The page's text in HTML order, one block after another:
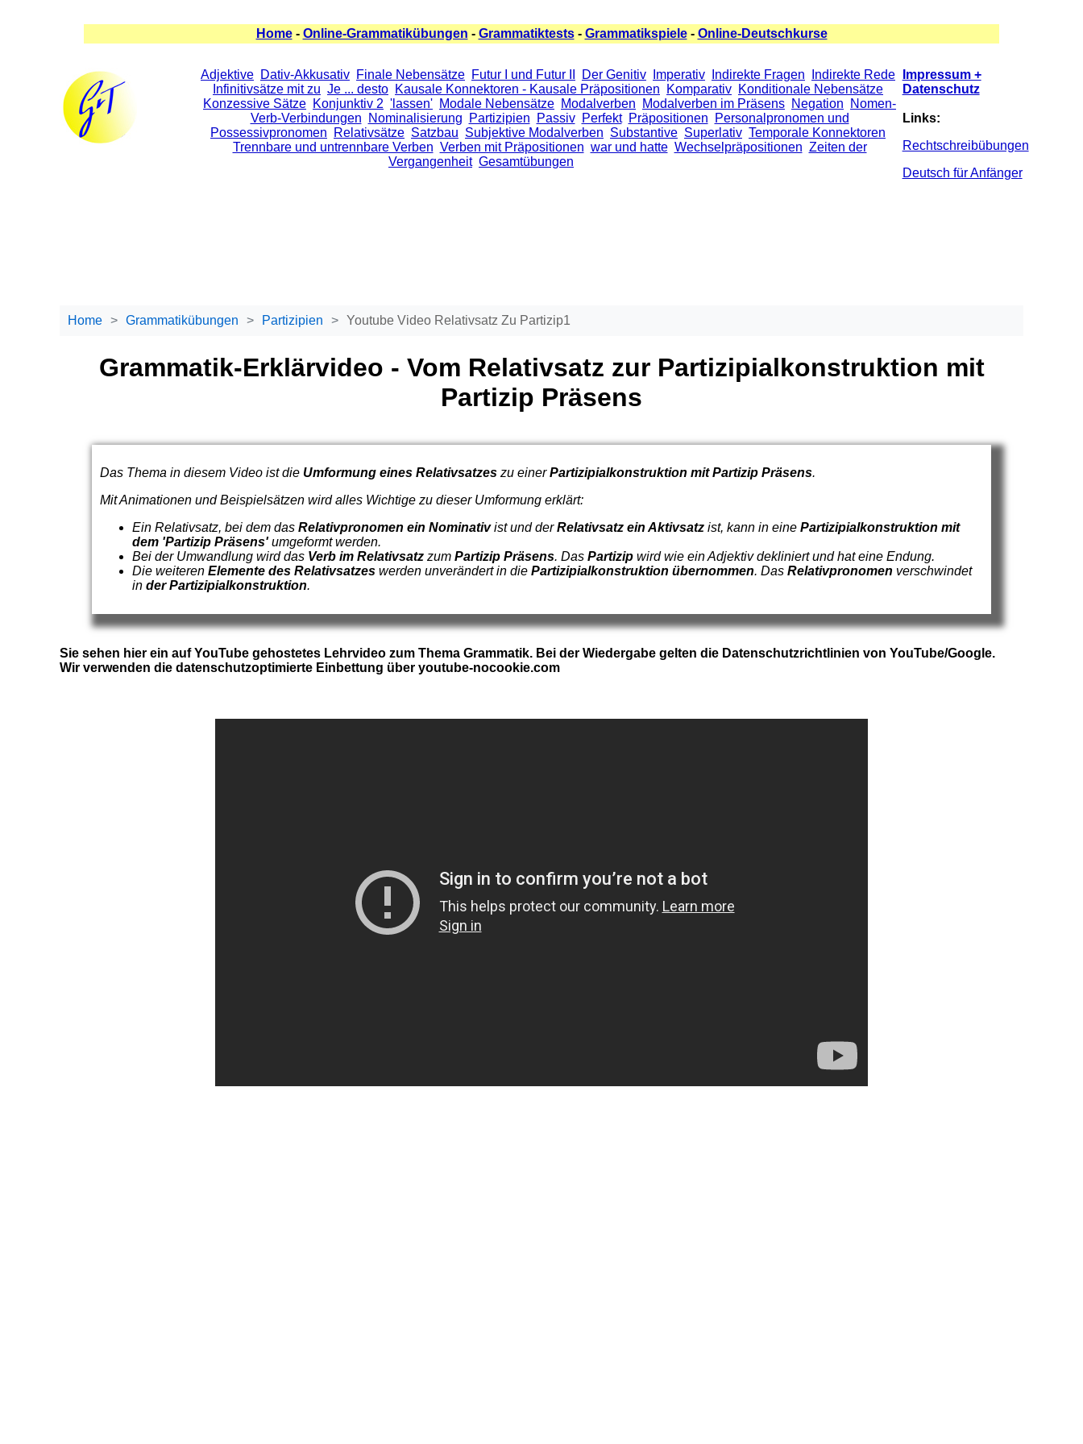
Home- Online-Grammatikübungen - Grammatiktests- Grammatikspiele- Online-Deutschkurse
Impressum +
Datenschutz
Links:
Rechtschreibübungen
Deutsch für Anfänger
Adjektive Dativ-Akkusativ Finale Nebensätze Futur I und Futur II Der Genitiv Imperativ Indirekte Fragen
Indirekte Rede
Infinitivsätze mit zu Je ... desto Kausale Konnektoren - Kausale Präpositionen Komparativ Konditionale Nebensätze
Konzessive Sätze Konjunktiv 2 'lassen' Modale Nebensätze Modalverben Modalverben im Präsens Negation
Nomen-
Verb-Verbindungen
Nominalisierung Partizipien Passiv Perfekt Präpositionen
Personalpronomen und
Possessivpronomen
Relativsätze Satzbau Subjektive Modalverben Substantive Superlativ Temporale Konnektoren
Trennbare und untrennbare Verben Verben mit Präpositionen war und hatte Wechselpräpositionen Zeiten der
Vergangenheit Gesamtübungen
Home Grammatikübungen Partizipien Youtube Video Relativsatz Zu Partizip1
Grammatik-Erklärvideo - Vom Relativsatz zur Partizipialkonstruktion mit
Partizip Präsens
Das Thema in diesem Video ist die Umformung eines Relativsatzes zu einerPartizipialkonstruktion mit Partizip Präsens.
Mit Animationen und Beispielsätzen wird alles Wichtige zu dieser Umformung erklärt:
Ein Relativsatz, bei dem dasRelativpronomen ein Nominativist und derRelativsatz ein Aktivsatz ist, kann in einePartizipialkonstruktion mit
dem 'Partizip Präsens'umgeformt werden.
Bei der Umwandlung wird das Verb im Relativsatz zumPartizip Präsens. DasPartizipwird wie ein Adjektiv dekliniert und hat eine Endung.
Die weiterenElemente des Relativsatzes werden unverändert in diePartizipialkonstruktion übernommen. DasRelativpronomen verschwindet
inder Partizipialkonstruktion.
Sie sehen hier ein auf YouTube gehostetes Lehrvideo zum Thema Grammatik. Bei der Wiedergabe gelten die Datenschutzrichtlinien von YouTube/Google.
Wir verwenden die datenschutzoptimierte Einbettung über youtube-nocookie.com